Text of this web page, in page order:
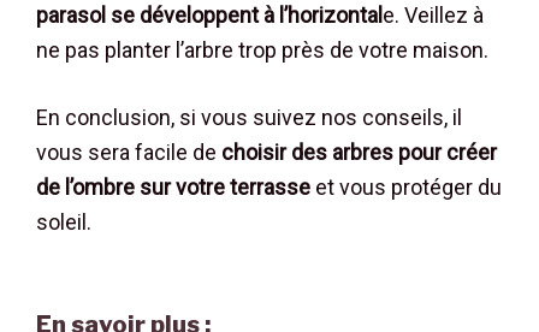
parasol se développent à l’horizontale. Veillez à
ne pas planter l’arbre trop près de votre maison.
En conclusion, si vous suivez nos conseils, il
vous sera facile de choisir des arbres pour créer
de l’ombre sur votre terrasse et vous protéger du
soleil.
En savoir plus :